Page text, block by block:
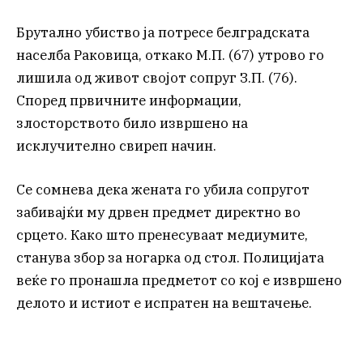
Брутално убиство ја потресе белградската
населба Раковица, откако М.П. (67) утрово го
лишила од живот својот сопруг З.П. (76).
Според првичните информации,
злосторството било извршено на
исклучително свиреп начин.
Се сомнева дека жената го убила сопругот
забивајќи му дрвен предмет директно во
срцето. Како што пренесуваат медиумите,
станува збор за ногарка од стол. Полицијата
веќе го пронашла предметот со кој е извршено
делото и истиот е испратен на вештачење.